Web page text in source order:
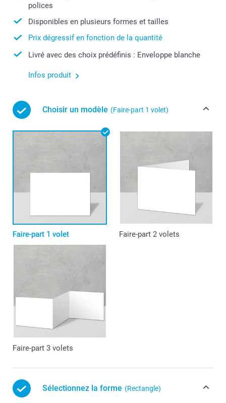
polices
Disponibles en plusieurs formes et tailles
Prix dégressif en fonction de la quantité
Livré avec des choix prédéfinis : Enveloppe blanche
Infos produit
Choisir un modèle (Faire-part 1 volet)
Faire-part 1 volet Faire-part 2 volets
Faire-part 3 volets
Sélectionnez la forme (Rectangle)